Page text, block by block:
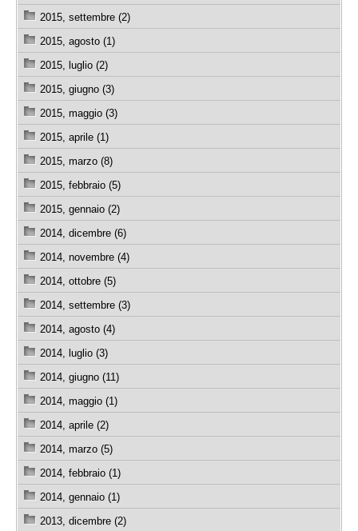
2015, settembre (2)
2015, agosto (1)
2015, luglio (2)
2015, giugno (3)
2015, maggio (3)
2015, aprile (1)
2015, marzo (8)
2015, febbraio (5)
2015, gennaio (2)
2014, dicembre (6)
2014, novembre (4)
2014, ottobre (5)
2014, settembre (3)
2014, agosto (4)
2014, luglio (3)
2014, giugno (11)
2014, maggio (1)
2014, aprile (2)
2014, marzo (5)
2014, febbraio (1)
2014, gennaio (1)
2013, dicembre (2)